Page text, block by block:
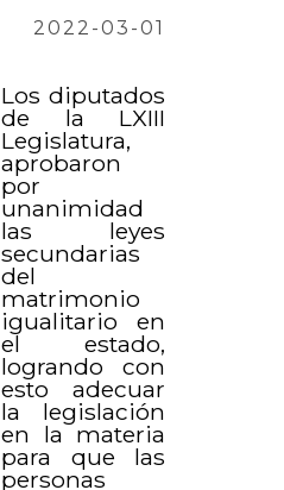
2022-03-01
Los diputados
de la LXIII
Legislatura,
aprobaron
por
unanimidad
las leyes
secundarias
del
matrimonio
igualitario en
el estado,
logrando con
esto adecuar
la legislación
en la materia
para que las
personas